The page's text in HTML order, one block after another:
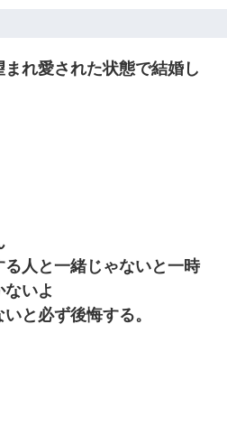
れ愛された状態で結婚し
人と一緒じゃないと一時
いよ
と必ず後悔する。